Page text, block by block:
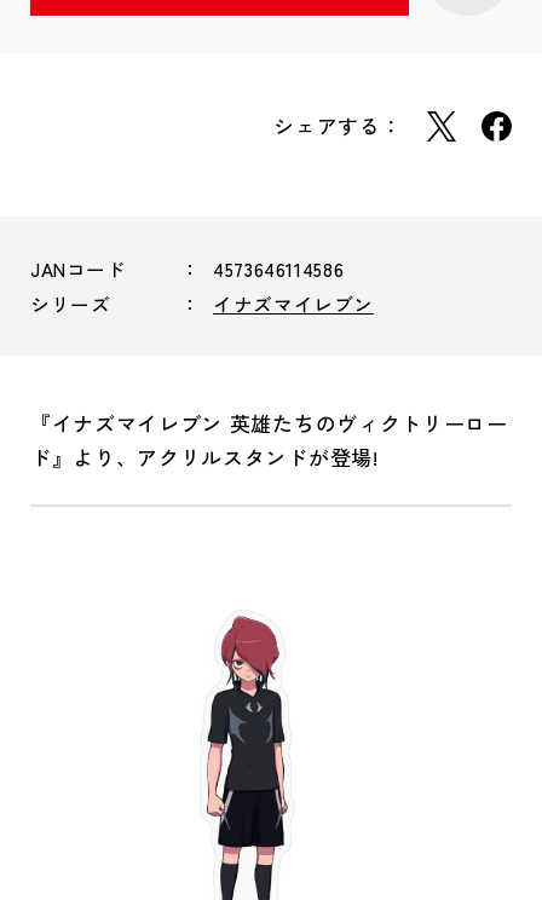
シェアする：
JANコード
4573646114586
シリーズ
イナズマイレブン
『イナズマイレブン 英雄たちのヴィクトリーロー
ド』より、アクリルスタンドが登場!